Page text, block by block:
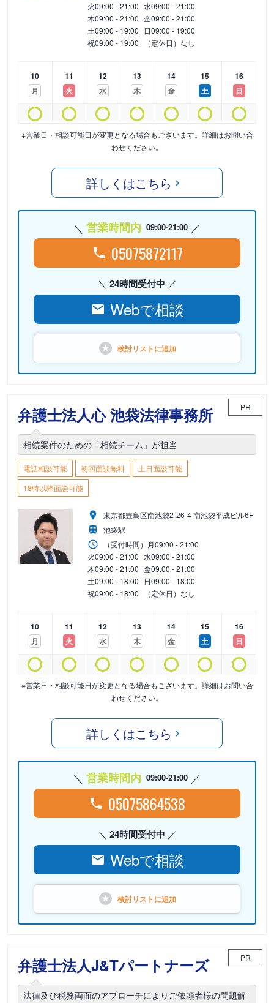
火09:00 - 21:00 水09:00 - 21:00
木09:00 - 21:00 金09:00 - 21:00
土09:00 - 19:00 日09:00 - 19:00
祝09:00 - 19:00 （定休日）なし
10
月
11
火
12
水
13
木
14
金
15
土
16
日
※営業日・相談可能日が変更となる場合もございます。詳細はお問い合
わせください。
詳しくはこちら
営業時間内 09:00-21:00
05075872117
24時間受付中
Webで相談
検討リストに追加
弁護士法人心 池袋法律事務所 PR
相続案件のための「相続チーム」が担当
電話相談可能 初回面談無料
土日面談可能
18時以降面談可能
東京都豊島区南池袋2-26-4 南池袋平成ビル6F
池袋駅
（受付時間） 月09:00 - 21:00
火09:00 - 21:00 水09:00 - 21:00
木09:00 - 21:00 金09:00 - 21:00
土09:00 - 18:00 日09:00 - 18:00
祝09:00 - 18:00 （定休日）なし
10
月
11
火
12
水
13
木
14
金
15
土
16
日
※営業日・相談可能日が変更となる場合もございます。詳細はお問い合
わせください。
詳しくはこちら
営業時間内 09:00-21:00
05075864538
24時間受付中
Webで相談
検討リストに追加
弁護士法人J&Tパートナーズ PR
法律及び税務両面のアプローチによりご依頼者様の問題解